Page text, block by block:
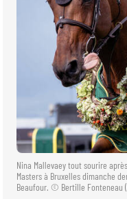
Nina Mallevaey tout sourire
Masters à Bruxelles dimanche
Beaufour. © Bertille Fonteneau